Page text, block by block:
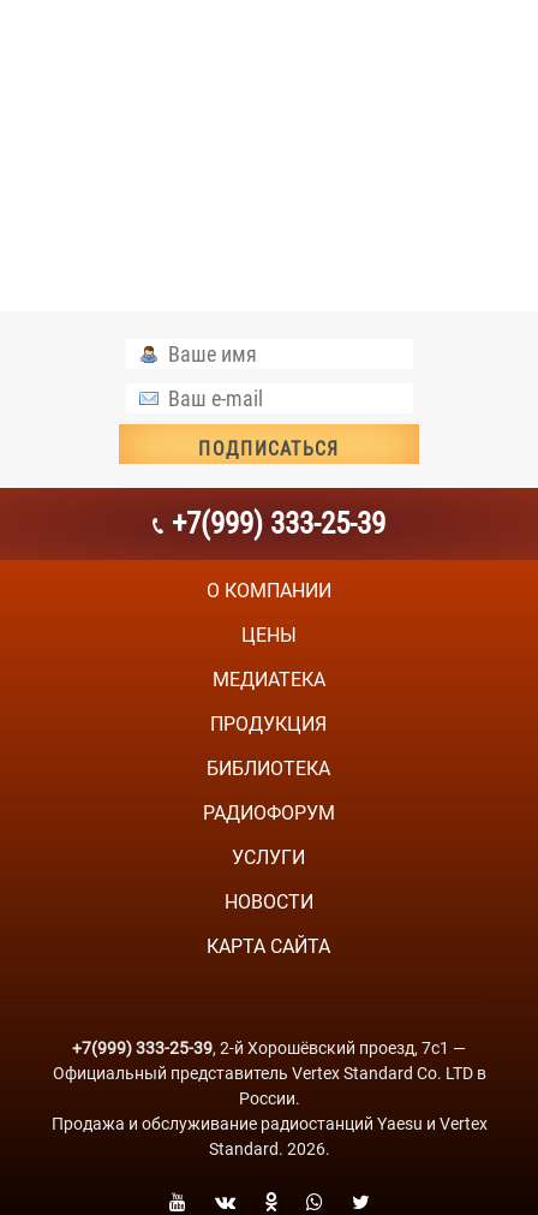
+7(999) 333-25-39
О КОМПАНИИ
ЦЕНЫ
МЕДИАТЕКА
ПРОДУКЦИЯ
БИБЛИОТЕКА
РАДИОФОРУМ
УСЛУГИ
НОВОСТИ
КАРТА САЙТА
+7(999) 333-25-39, 2-й Хорошёвский проезд, 7с1 —
Официальный представитель Vertex Standard Co. LTD в
России.
Продажа и обслуживание радиостанций Yaesu и Vertex
Standard. 2026.